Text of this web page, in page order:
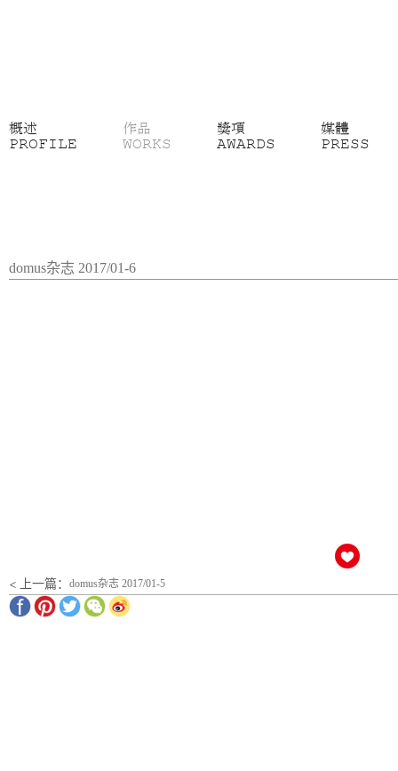
概述
PROFILE
作品
WORKS
獎項
AWARDS
媒體
PRESS
domus杂志 2017/01-6
< 上一篇： domus杂志 2017/01-5